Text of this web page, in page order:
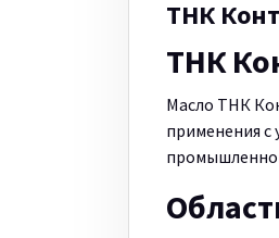
ТНК
ТНК
Масло ТНК
применения